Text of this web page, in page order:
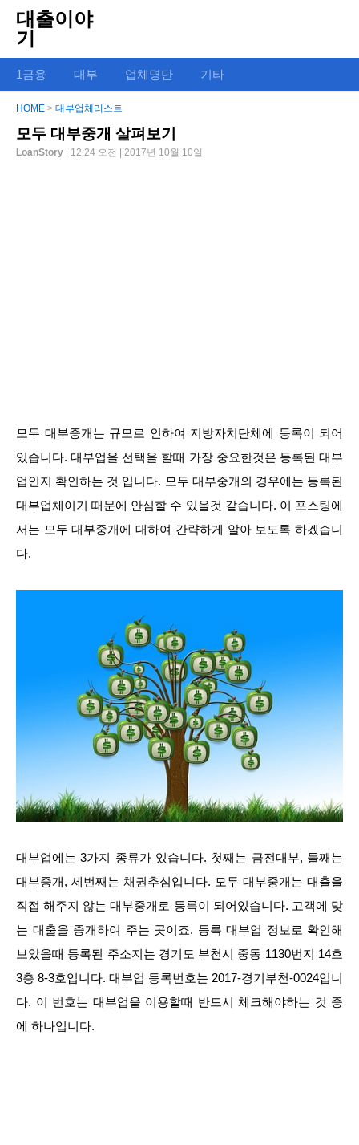
대출이야
기
1금융 대부 업체명단 기타
HOME > 대부업체리스트
모두 대부중개 살펴보기
LoanStory | 12:24 오전 | 2017년 10월 10일
모두 대부중개는 규모로 인하여 지방자치단체에 등록이 되어
있습니다. 대부업을 선택을 할때 가장 중요한것은 등록된 대부
업인지 확인하는 것 입니다. 모두 대부중개의 경우에는 등록된
대부업체이기 때문에 안심할 수 있을것 같습니다. 이 포스팅에
서는 모두 대부중개에 대하여 간략하게 알아 보도록 하겠습니
다.
대부업에는 3가지 종류가 있습니다. 첫째는 금전대부, 둘째는
대부중개, 세번째는 채권추심입니다. 모두 대부중개는 대출을
직접 해주지 않는 대부중개로 등록이 되어있습니다. 고객에 맞
는 대출을 중개하여 주는 곳이죠. 등록 대부업 정보로 확인해
보았을때 등록된 주소지는 경기도 부천시 중동 1130번지 14호
3층 8-3호입니다. 대부업 등록번호는 2017-경기부천-0024입니
다. 이 번호는 대부업을 이용할때 반드시 체크해야하는 것 중
에 하나입니다.